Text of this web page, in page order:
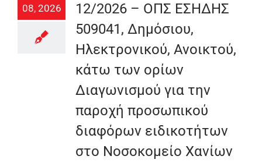
08, 2026
12/2026 – ΟΠΣ ΕΣΗΔΗΣ
509041, Δημόσιου,
Ηλεκτρονικού, Ανοικτού,
κάτω των ορίων
Διαγωνισμού για την
παροχή προσωπικού
διαφόρων ειδικοτήτων
στο Νοσοκομείο Χανίων